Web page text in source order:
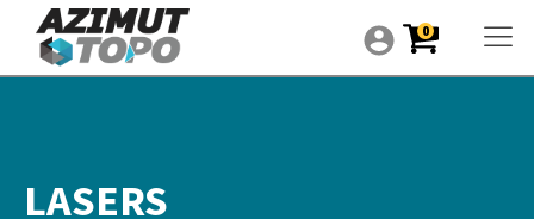
0
LASERS